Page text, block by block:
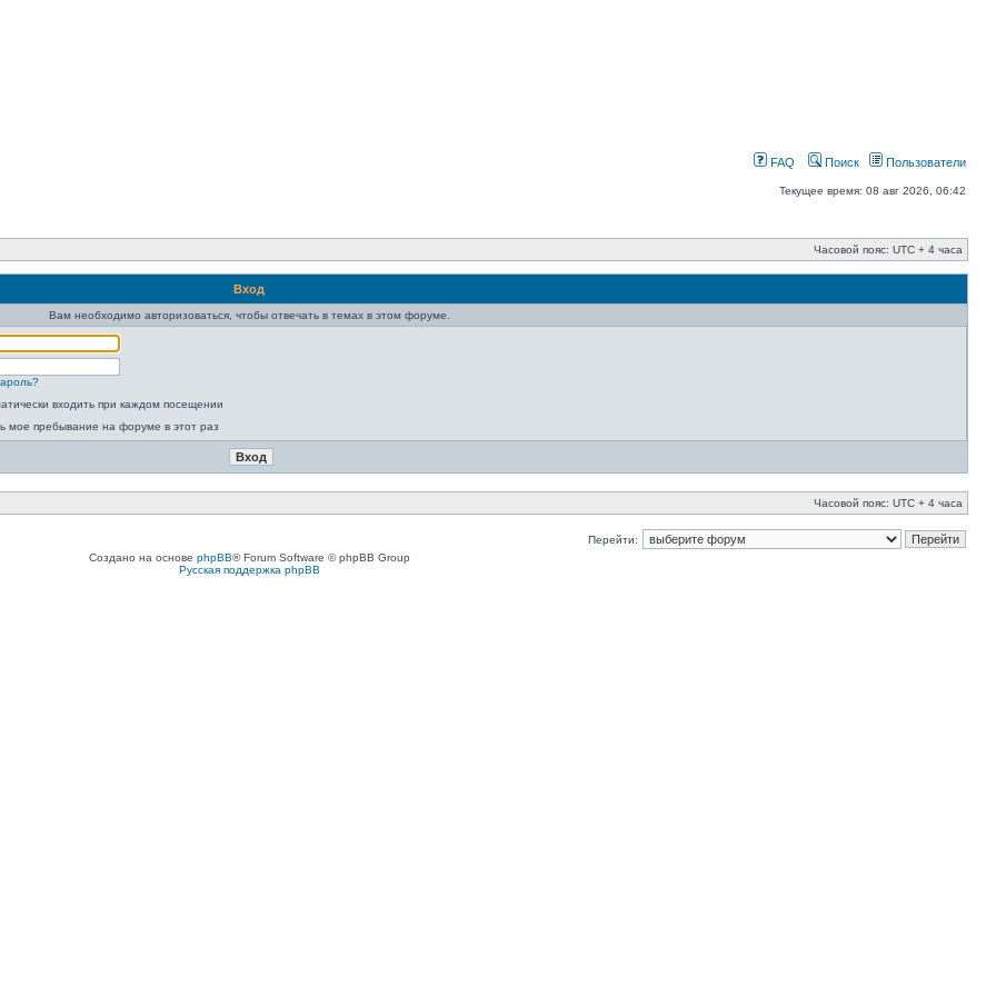
FAQ Поиск Пользователи
Текущее время: 08 авг 2026, 06:42
Часовой пояс: UTC + 4 часа
Вход
Вам необходимо авторизоваться, чтобы отвечать в темах в этом форуме.
входить при каждом посещении
мое пребывание на форуме в этот раз
Часовой пояс: UTC + 4 часа
Перейти:
Создано на основе phpBB® Forum Software © phpBB Group
Русская поддержка phpBB